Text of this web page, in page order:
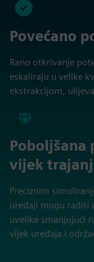
Povećano
Rano otkrivanje
eskaliraju u velike
ekstrakcijom,
Poboljšana
vijek
Preciznim
uređaji mogu raditi
uvelike smanjujući
vijek uređaja i